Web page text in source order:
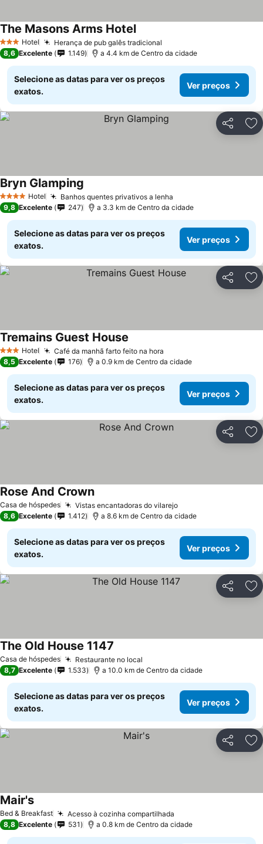
3 EstrelasHotel Herança de pub galês tradicional
The Masons Arms HotelVer preços
8,6 Excelente 1.149 a 4.4 km de Centro da cidade
Selecione as datas para ver os preços
exatos.
Ver preços
Partilhar
4 EstrelasHotel Banhos quentes privativos a lenha
Bryn Glamping
9,8 Excelente 247 a 3.3 km de Centro da cidade
Selecione as datas para ver os preços
exatos.
Ver preços
Partilhar
3 EstrelasHotel Café da manhã farto feito na hora
Tremains Guest House
8,5 Excelente 176 a 0.9 km de Centro da cidade
Selecione as datas para ver os preços
exatos.
Ver preços
Partilhar
Casa de hóspedes Vistas encantadoras do vilarejoVer preços
Rose And CrownVer preços
8,6 Excelente 1.412 a 8.6 km de Centro da cidade
Selecione as datas para ver os preços
exatos.
Ver preços
Partilhar
Casa de hóspedes Restaurante no local
The Old House 1147
8,7 Excelente 1.533 a 10.0 km de Centro da cidade
Selecione as datas para ver os preços
exatos.
Ver preços
Partilhar
Bed & Breakfast Acesso à cozinha compartilhada
Mair'sVer preços
8,8 Excelente 531 a 0.8 km de Centro da cidade